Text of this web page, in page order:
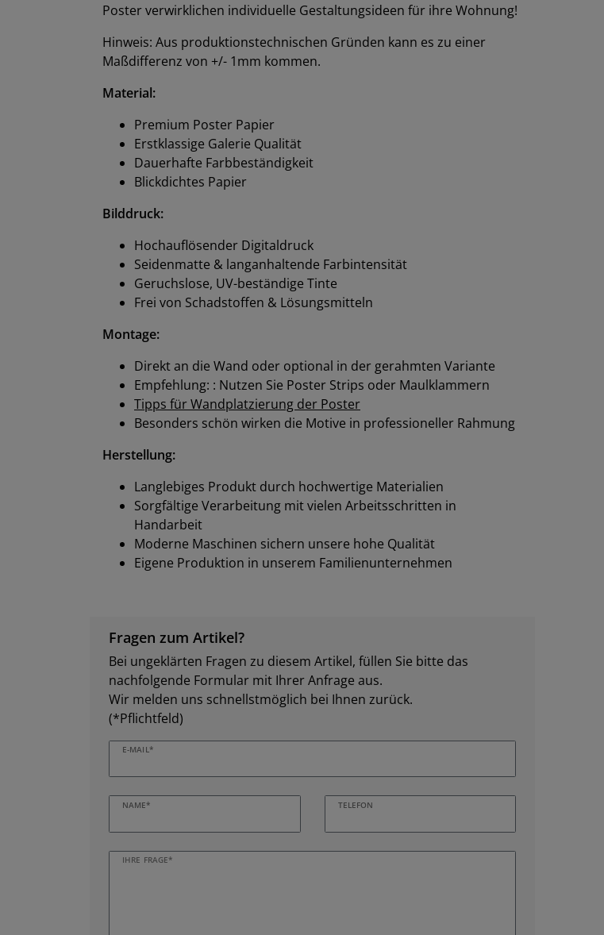
Poster verwirklichen individuelle Gestaltungsideen für ihre Wohnung!
Hinweis: Aus produktionstechnischen Gründen kann es zu einer
Maßdifferenz von +/- 1mm kommen.
Material:
Premium Poster Papier
Erstklassige Galerie Qualität
Dauerhafte Farbbeständigkeit
Blickdichtes Papier
Bilddruck:
Hochauflösender Digitaldruck
Seidenmatte & langanhaltende Farbintensität
Geruchslose, UV-beständige Tinte
Frei von Schadstoffen & Lösungsmitteln
Montage:
Direkt an die Wand oder optional in der gerahmten Variante
Empfehlung: : Nutzen Sie Poster Strips oder Maulklammern
Tipps für Wandplatzierung der Poster
Besonders schön wirken die Motive in professioneller Rahmung
Herstellung:
Langlebiges Produkt durch hochwertige Materialien
Sorgfältige Verarbeitung mit vielen Arbeitsschritten in
Handarbeit
Moderne Maschinen sichern unsere hohe Qualität
Eigene Produktion in unserem Familienunternehmen
Fragen zum Artikel?
Bei ungeklärten Fragen zu diesem Artikel, füllen Sie bitte das
nachfolgende Formular mit Ihrer Anfrage aus.
Wir melden uns schnellstmöglich bei Ihnen zurück.
(*Pflichtfeld)
E-MAIL*
NAME* TELEFON
IHRE FRAGE*